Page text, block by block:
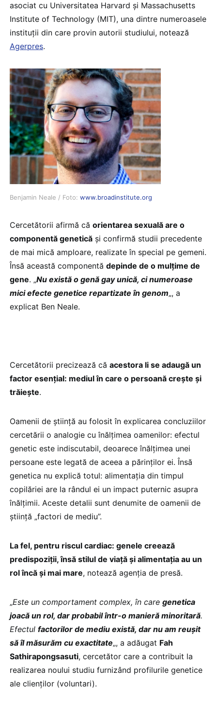
asociat cu Universitatea Harvard şi Massachusetts
Institute of Technology (MIT), una dintre numeroasele
instituții din care provin autorii studiului, notează
Agerpres.
Benjamin Neale / Foto: www.broadinstitute.org
Cercetătorii afirmă că orientarea sexuală are o
componentă genetică și confirmă studii precedente
de mai mică amploare, realizate în special pe gemeni.
Însă această componentă depinde de o mulțime de
gene. „Nu există o genă gay unică, ci numeroase
mici efecte genetice repartizate în genom„, a
explicat Ben Neale.
Cercetătorii precizează că acestora li se adaugă un
factor esențial: mediul în care o persoană creşte şi
trăieşte.
Oamenii de știință au folosit în explicarea concluziilor
cercetării o analogie cu înălțimea oamenilor: efectul
genetic este indiscutabil, deoarece înălțimea unei
persoane este legată de aceea a părinților ei. Însă
genetica nu explică totul: alimentația din timpul
copilăriei are la rândul ei un impact puternic asupra
înălțimii. Aceste detalii sunt denumite de oamenii de
ştiință „factori de mediu”.
La fel, pentru riscul cardiac: genele creează
predispoziții, însă stilul de viață şi alimentația au un
rol încă şi mai mare, notează agenția de presă.
„Este un comportament complex, în care genetica
joacă un rol, dar probabil într-o manieră minoritară.
Efectul factorilor de mediu există, dar nu am reuşit
să îl măsurăm cu exactitate„, a adăugat Fah
Sathirapongsasuti, cercetător care a contribuit la
realizarea noului studiu furnizând profilurile genetice
ale clienților (voluntari).